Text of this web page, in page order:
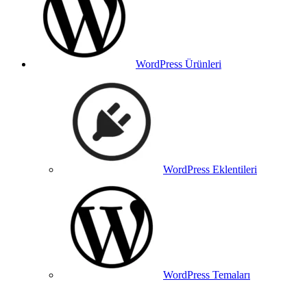
WordPress Ürünleri
WordPress Eklentileri
WordPress Temaları